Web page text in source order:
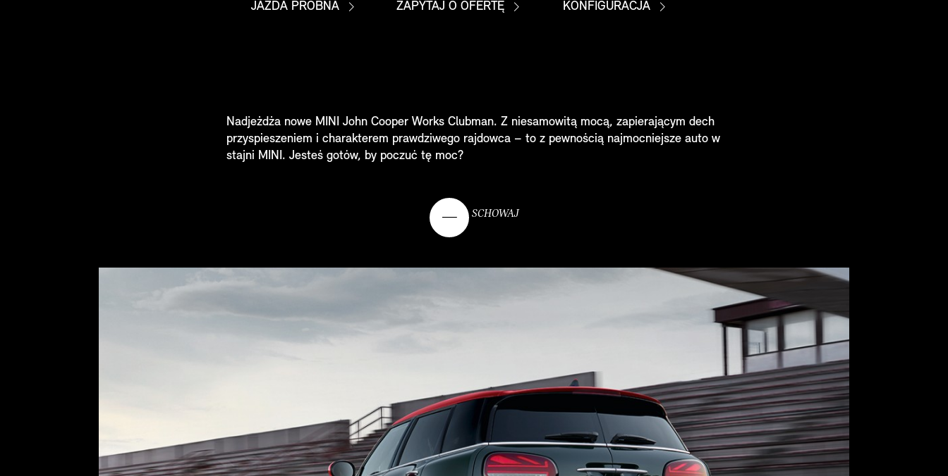
JAZDA PRÓBNA ZAPYTAJ O OFERTĘ KONFIGURACJA
Nadjeżdża nowe MINI John Cooper Works Clubman. Z niesamowitą mocą, zapierającym dech
przyspieszeniem i charakterem prawdziwego rajdowca – to z pewnością najmocniejsze auto w
stajni MINI. Jesteś gotów, by poczuć tę moc?
SCHOWAJ